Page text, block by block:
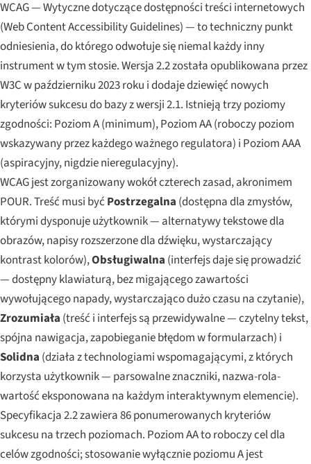
WCAG — Wytyczne dotyczące dostępności treści internetowych
(Web Content Accessibility Guidelines) — to techniczny punkt
odniesienia, do którego odwołuje się niemal każdy inny
instrument w tym stosie. Wersja 2.2 została opublikowana przez
W3C w październiku 2023 roku i dodaje dziewięć nowych
kryteriów sukcesu do bazy z wersji 2.1. Istnieją trzy poziomy
zgodności: Poziom A (minimum), Poziom AA (roboczy poziom
wskazywany przez każdego ważnego regulatora) i Poziom AAA
(aspiracyjny, nigdzie nieregulacyjny).
WCAG jest zorganizowany wokół czterech zasad, akronimem
POUR. Treść musi być Postrzegalna (dostępna dla zmysłów,
którymi dysponuje użytkownik — alternatywy tekstowe dla
obrazów, napisy rozszerzone dla dźwięku, wystarczający
kontrast kolorów),Obsługiwalna (interfejs daje się prowadzić
— dostępny klawiaturą, bez migającego zawartości
wywołującego napady, wystarczająco dużo czasu na czytanie),
Zrozumiała (treść i interfejs są przewidywalne — czytelny tekst,
spójna nawigacja, zapobieganie błędom w formularzach) i
Solidna (działa z technologiami wspomagającymi, z których
korzysta użytkownik — parsowalne znaczniki, nazwa-rola-
wartość eksponowana na każdym interaktywnym elemencie).
Specyfikacja 2.2 zawiera 86 ponumerowanych kryteriów
sukcesu na trzech poziomach. Poziom AA to roboczy cel dla
celów zgodności; stosowanie wyłącznie poziomu A jest